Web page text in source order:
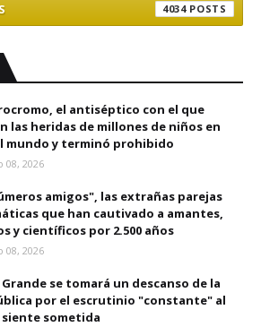
4034
el antiséptico con el que
las heridas de millones de niños en
mundo y terminó prohibido
08, 2026
amigos", las extrañas parejas
que han cautivado a amantes,
y científicos por 2.500 años
08, 2026
se tomará un descanso de la
por el escrutinio "constante" al
siente sometida